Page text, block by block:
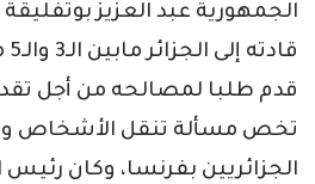
الجمهورية عبد العزيز بوتفليقة
قدم طلبا لمصالحه من أجل
تخص مسألة تنقل الأشخاص
الجزائريين بفرنسا، وكان رئيس